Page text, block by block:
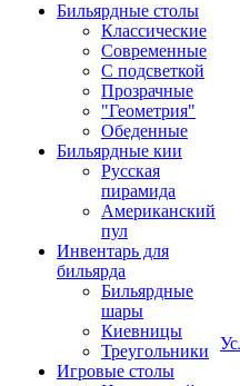
Бильярдные столы
Классические
Современные
С подсветкой
Прозрачные
"Геометрия"
Обеденные
Бильярдные кии
Русская
пирамида
Американский
пул
Инвентарь для
бильярда
Бильярдные
шары
Киевницы
Треугольники
Игровые столы